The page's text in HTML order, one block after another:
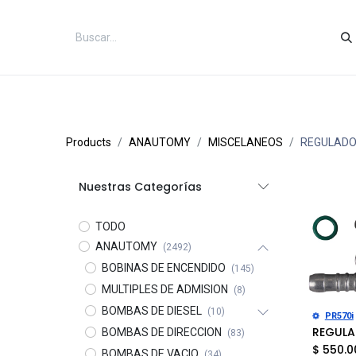
Products ANAUTOMY MISCELANEOS
Nuestras Categorías
TODO
ANAUTOMY
(2492)
BOBINAS DE ENCENDIDO (145)
MULTIPLES DE ADMISION (8)
BOMBAS DE DIESEL (10)
BOMBAS DE DIRECCION (83)
PR570i
$